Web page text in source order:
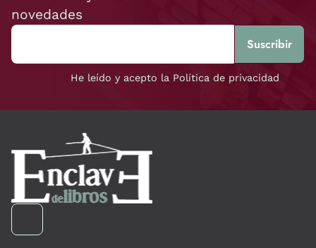
novedades
He leído y acepto la Política de privacidad